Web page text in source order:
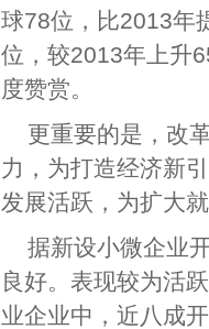
球78位，比2013年
位，较2013年上升
度赞赏。
更重要的是，改
力，为打造经济新
发展活跃，为扩大
据新设小微企业
良好。表现较为活
业企业中，近八成